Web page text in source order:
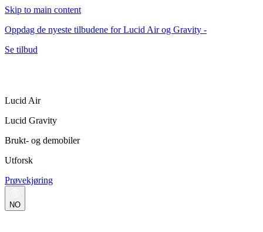
Skip to main content
Oppdag de nyeste tilbudene for Lucid Air og Gravity -
Se tilbud
Lucid Air
Lucid Gravity
Brukt- og demobiler
Utforsk
Prøvekjøring
NO